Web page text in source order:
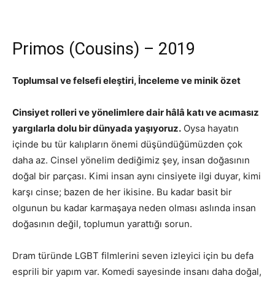
Primos (Cousins) – 2019
Toplumsal ve felsefi eleştiri, İnceleme ve minik özet
Cinsiyet rolleri ve yönelimlere dair hâlâ katı ve acımasız
yargılarla dolu bir dünyada yaşıyoruz. Oysa hayatın
içinde bu tür kalıpların önemi düşündüğümüzden çok
daha az. Cinsel yönelim dediğimiz şey, insan doğasının
doğal bir parçası. Kimi insan aynı cinsiyete ilgi duyar, kimi
karşı cinse; bazen de her ikisine. Bu kadar basit bir
olgunun bu kadar karmaşaya neden olması aslında insan
doğasının değil, toplumun yarattığı sorun.
Dram türünde LGBT filmlerini seven izleyici için bu defa
esprili bir yapım var. Komedi sayesinde insanı daha doğal,